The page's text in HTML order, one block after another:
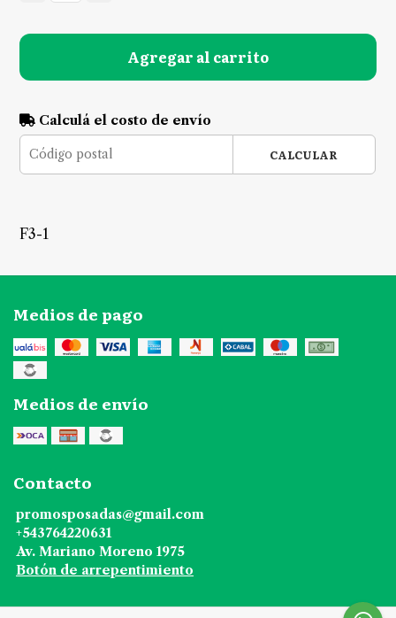
Agregar al carrito
Calculá el costo de envío
CALCULAR
F3-1
Medios de pago
Medios de envío
Contacto
promosposadas@gmail.com
+543764220631
Av. Mariano Moreno 1975
Botón de arrepentimiento